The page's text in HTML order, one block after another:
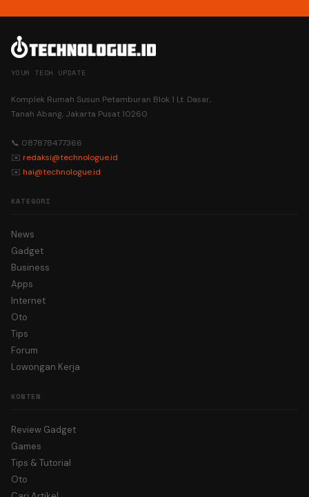
YOUR TECH UPDATE
Komplek Rumah Susun Petamburan Blok 1 Lt. Dasar,
Tanah Abang, Jakarta Pusat 10260
📞 087878477366
✉️ redaksi@technologue.id
✉️ hai@technologue.id
KATEGORI
News
Gadget
Business
Apps
Internet
Oto
Tips
Forum
Lowongan Kerja
KONTEN
Review Gadget
Games
Tips & Tutorial
Oto